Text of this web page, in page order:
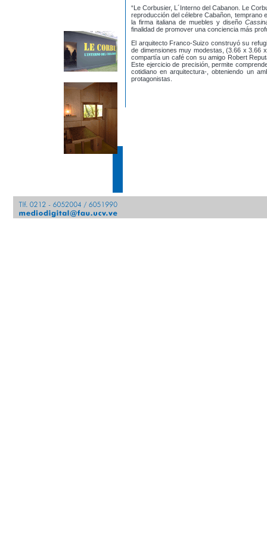
“Le Corbusier, L´Interno del Cabanon. Le
reproducción del célebre Cabañon, temprano
la firma italiana de muebles y diseño
finalidad de promover una conciencia más
El arquitecto Franco-Suizo construyó su
de dimensiones muy modestas, (3.66 x 3.66
compartía un café con su amigo Robert
Este ejercicio de precisión, permite
cotidiano en arquitectura-, obteniendo un
protagonistas.